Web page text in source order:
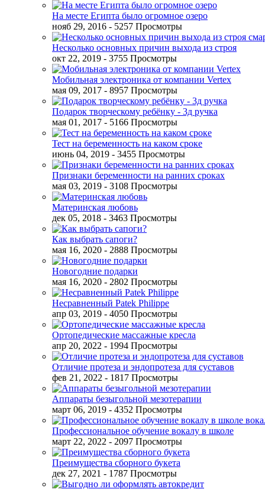
На месте Египта было огромное озеро
нояб 29, 2016 - 5257 Просмотры
Несколько основных причин выхода из строя
окт 22, 2019 - 3755 Просмотры
Мобильная электроника от компании Vertex
мая 09, 2017 - 8957 Просмотры
Подарок творческому ребёнку - 3д ручка
мая 01, 2017 - 5166 Просмотры
Тест на беременность на каком сроке
июнь 04, 2019 - 3455 Просмотры
Признаки беременности на ранних сроках
мая 03, 2019 - 3108 Просмотры
Материнская любовь
дек 05, 2018 - 3463 Просмотры
Как выбрать сапоги?
мая 16, 2020 - 2888 Просмотры
Новогодние подарки
мая 16, 2020 - 2802 Просмотры
Несравненный Patek Philippe
апр 03, 2019 - 4050 Просмотры
Ортопедические массажные кресла
апр 20, 2022 - 1994 Просмотры
Отличие протеза и эндопротеза для суставов
фев 21, 2022 - 1817 Просмотры
Аппараты безыгольной мезотерапии
март 06, 2019 - 4352 Просмотры
Профессиональное обучение вокалу в школе
март 22, 2022 - 2097 Просмотры
Преимущества сборного букета
дек 27, 2021 - 1787 Просмотры